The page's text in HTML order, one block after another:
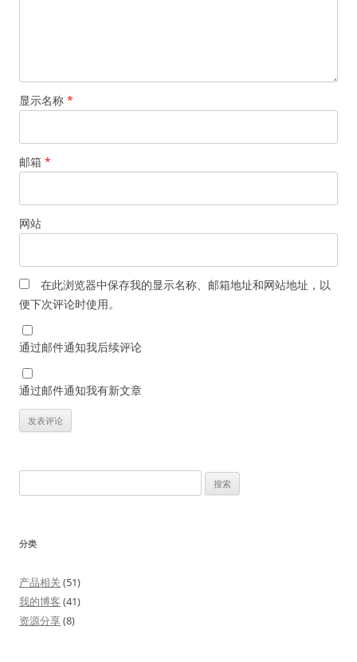
显示名称 *
邮箱 *
网站
在此浏览器中保存我的显示名称、邮箱地址和网站地址，以
便下次评论时使用。
通过邮件通知我后续评论
通过邮件通知我有新文章
索：
分类
产品相关 (51)
我的博客 (41)
资源分享(8)